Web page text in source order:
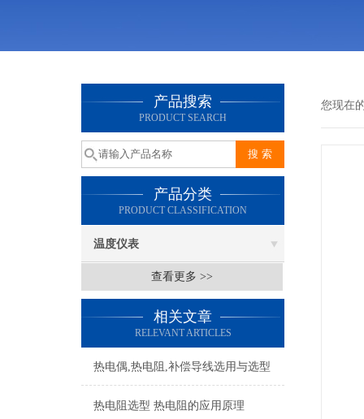
产品搜索
PRODUCT SEARCH
产品分类
PRODUCT CLASSIFICATION
温度仪表
查看更多 >>
相关文章
RELEVANT ARTICLES
热电偶,热电阻,补偿导线选用与选型
热电阻选型 热电阻的应用原理
您现在